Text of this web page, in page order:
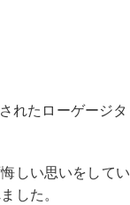
れたローゲージタ
しい思いをしてい
した。